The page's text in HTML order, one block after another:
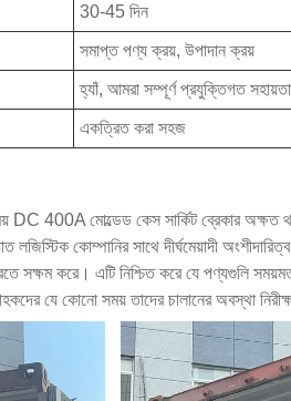
30-45 দিন
সমাপ্ত পণ্য ক্রয়, উপাদান ক্রয়
হ্যাঁ, আমরা সম্পূর্ণ প্রযুক্তিগত
একত্রিত করা সহজ
DC 400A মোল্ডেড কেস সার্কিট ব্রেকার অক্ষত
লজিস্টিক কোম্পানির সাথে দীর্ঘমেয়াদী
সক্ষম করে। এটি নিশ্চিত করে যে পণ্যগুলি
যে কোনো সময় তাদের চালানের অবস্থা